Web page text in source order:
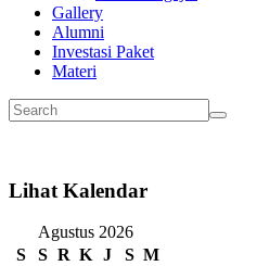
Gallery
Alumni
Investasi Paket
Materi
Lihat Kalendar
Agustus 2026
S
S R K J S M